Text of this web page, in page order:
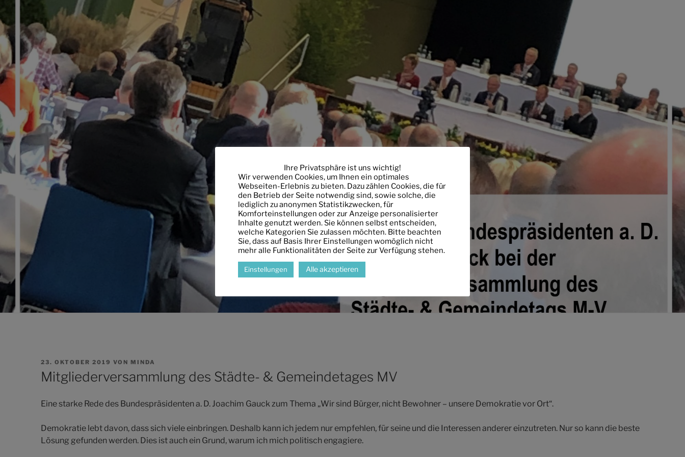
VERÖFFENTLICHT
AM
23. OKTOBER 2019 VON MINDA
Mitgliederversammlung des Städte- & Gemeindetages MV
Eine starke Rede des Bundespräsidenten a. D. Joachim Gauck zum Thema „Wir sind Bürger, nicht Bewohner – unsere Demokratie vor Ort“.
Demokratie lebt davon, dass sich viele einbringen. Deshalb kann ich jedem nur empfehlen, für seine und die Interessen anderer einzutreten. Nur so kann die beste
Lösung gefunden werden. Dies ist auch ein Grund, warum ich mich politisch engagiere.
Ihre Privatsphäre ist uns wichtig!
Wir verwenden Cookies, um Ihnen ein optimales
Webseiten-Erlebnis zu bieten. Dazu zählen Cookies, die für
den Betrieb der Seite notwendig sind, sowie solche, die
lediglich zu anonymen Statistikzwecken, für
Komforteinstellungen oder zur Anzeige personalisierter
Inhalte genutzt werden. Sie können selbst entscheiden,
welche Kategorien Sie zulassen möchten. Bitte beachten
Sie, dass auf Basis Ihrer Einstellungen womöglich nicht
mehr alle Funktionalitäten der Seite zur Verfügung stehen.
Einstellungen Alle akzeptieren